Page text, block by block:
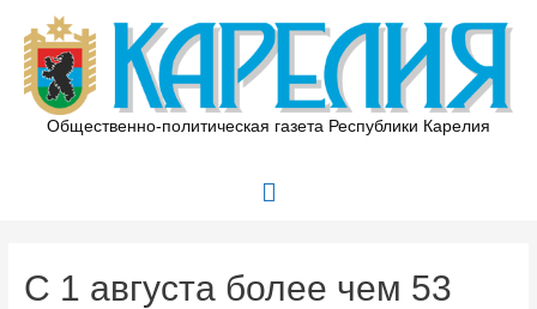
содержимому
Общественно-политическая газета Республики Карелия
Главное
С 1 августа более чем 53